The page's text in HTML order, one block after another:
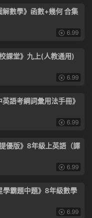
數學》函數+幾何 合集
6.99
課堂》九上(人教通用)
6.99
語考綱詞彙用法手冊》
6.99
優版》8年級上英語（譯
6.99
霸題中題》8年級數學
6.99